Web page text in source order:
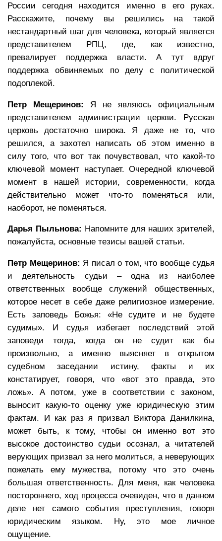
России сегодня находится именно в его руках.
Расскажите, почему вы решились на такой
нестандартный шаг для человека, который является
представителем РПЦ, где, как известно,
превалирует поддержка власти. А тут вдруг
поддержка обвиняемых по делу с политической
подоплекой.
Петр Мещеринов:
Я не являюсь официальным
представителем администрации церкви. Русская
церковь достаточно широка. Я даже не то, что
решился, а захотел написать об этом именно в
силу того, что вот так почувствовал, что какой-то
ключевой момент наступает. Очередной ключевой
момент в нашей истории, современности, когда
действительно может что-то поменяться или,
наоборот, не поменяться.
Дарья Пыльнова: Напомните для наших зрителей,
пожалуйста, основные тезисы вашей статьи.
Петр Мещеринов: Я писал о том, что вообще судья
и деятельность судьи – одна из наиболее
ответственных вообще служений общественных,
которое несет в себе даже религиозное измерение.
Есть заповедь Божья: «Не судите и не будете
судимы». И судья избегает последствий этой
заповеди тогда, когда он не судит как бы
произвольно, а именно выясняет в открытом
судебном заседании истину, факты и их
констатирует, говоря, что «вот это правда, это
ложь». А потом, уже в соответствии с законом,
выносит какую-то оценку уже юридическую этим
фактам. И как раз я призвал Виктора Данилкина,
может быть, к тому, чтобы он именно вот это
высокое достоинство судьи осознал, а читателей
верующих призвал за него молиться, а неверующих
пожелать ему мужества, потому что это очень
большая ответственность. Для меня, как человека
постороннего, ход процесса очевиден, что в данном
деле нет самого события преступления, говоря
юридическим языком. Ну, это мое личное
ощущение.